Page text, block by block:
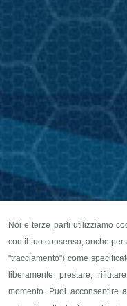
Noi e terze parti utilizziamo
con il tuo consenso, anche
"tracciamento") come
liberamente prestare,
momento. Puoi acconsentire